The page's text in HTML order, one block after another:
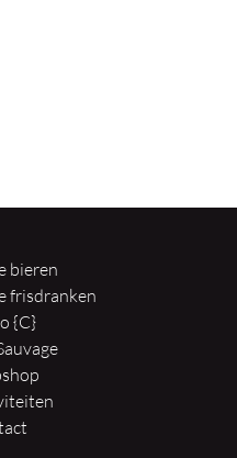
bieren
frisdranken
{C}